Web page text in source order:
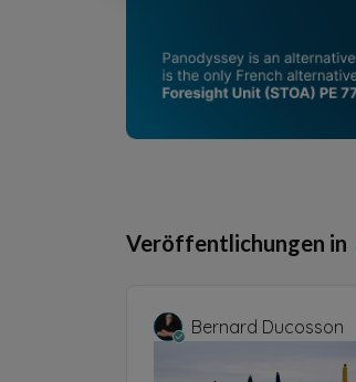
Veröffentlichungen in
Bernard Ducosson